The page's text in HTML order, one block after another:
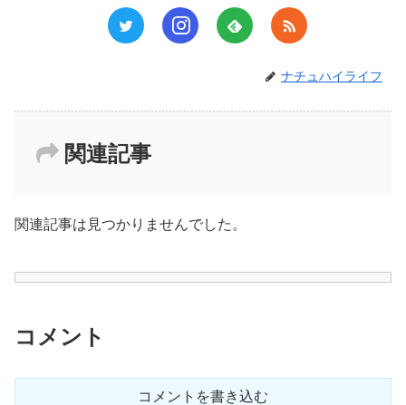
ナチュハイライフ
関連記事
関連記事は見つかりませんでした。
コメント
コメントを書き込む